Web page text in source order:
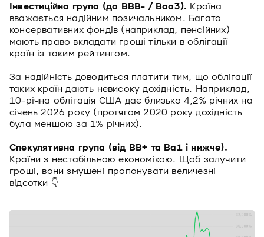
Інвестиційна група (до BBB- / Baa3). Країна
вважається надійним позичальником. Багато
консервативних фондів (наприклад, пенсійних)
мають право вкладати гроші тільки в облігації
країн із таким рейтингом.
За надійність доводиться платити тим, що облігації
таких країн дають невисоку дохідність. Наприклад,
10-річна облігація США дає близько 4,2% річних на
січень 2026 року (протягом 2020 року дохідність
була меншою за 1% річних).
Спекулятивна група (від BB+ та Ba1 і нижче).
Країни з нестабільною економікою. Щоб залучити
гроші, вони змушені пропонувати величезні
відсотки 👇